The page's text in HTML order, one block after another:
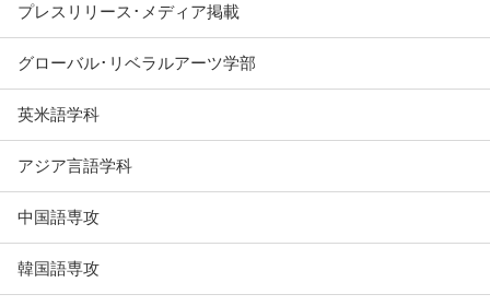
プレスリリース･メディア掲載
グローバル･リベラルアーツ学部
英米語学科
アジア言語学科
中国語専攻
韓国語専攻